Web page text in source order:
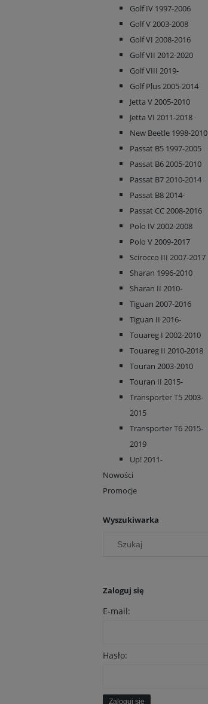
Golf IV 1997-2006
Golf V 2003-2008
Golf VI 2008-2016
Golf VII 2012-2020
Golf VIII 2019-
Golf Plus 2005-2014
Jetta V 2005-2010
Jetta VI 2011-2018
New Beetle 1998-2010
Passat B5 1997-2005
Passat B6 2005-2010
Passat B7 2010-2014
Passat B8 2014-
Passat CC 2008-2016
Polo IV 2002-2008
Polo V 2009-2017
Scirocco III 2007-2017
Sharan 1996-2010
Sharan II 2010-
Tiguan 2007-2016
Tiguan II 2016-
Touareg I 2002-2010
Touareg II 2010-2018
Touran 2003-2010
Touran II 2015-
Transporter T5 2003-
2015
Transporter T6 2015-
2019
Up! 2011-
Nowości
Promocje
Wyszukiwarka
Zaloguj się
E-mail:
Hasło:
Zaloguj się